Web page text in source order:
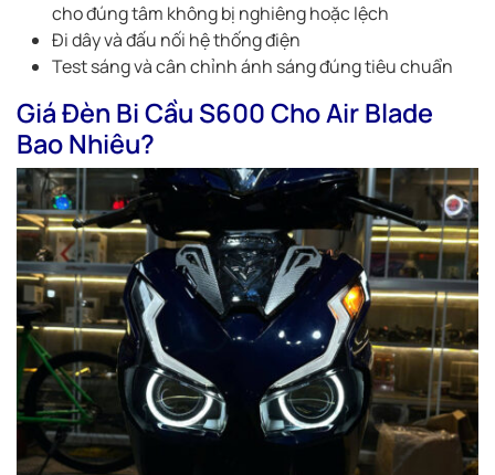
cho đúng tâm không bị nghiêng hoặc lệch
Đi dây và đấu nối hệ thống điện
Test sáng và cân chỉnh ánh sáng đúng tiêu chuẩn
Giá Đèn Bi Cầu S600 Cho Air Blade
Bao Nhiêu?